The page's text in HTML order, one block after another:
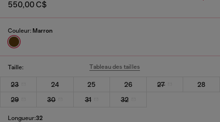
550,00 C$
Couleur: Marron
Taille: Tableau des tailles
23 24 25 26 27
28
29
30 31 32
Longueur:32